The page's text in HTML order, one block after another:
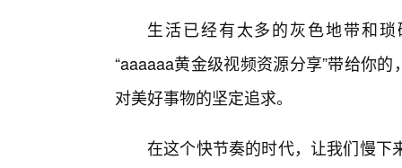
生活已经有太多的灰色地带和
“aaaaaa黄金级视频资源分享”带给你
对美好事物的坚定追求。
在这个快节奏的时代，让我们慢下